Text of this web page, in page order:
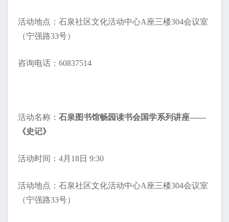
活动地点：石泉社区文化活动中心A座三楼304会议室
（宁强路33号）
咨询电话：60837514
活动名称： 石泉图书馆畅园读书会国学系列讲座——
《史记》
活动时间：4月18日 9:30
活动地点：石泉社区文化活动中心A座三楼304会议室
（宁强路33号）